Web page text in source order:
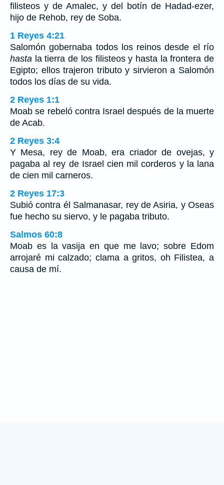
filisteos y de Amalec, y del botín de Hadad-ezer,
hijo de Rehob, rey de Soba.
1 Reyes 4:21
Salomón gobernaba todos los reinos desde el río
hasta la tierra de los filisteos y hasta la frontera de
Egipto; ellos trajeron tributo y sirvieron a Salomón
todos los días de su vida.
2 Reyes 1:1
Moab se rebeló contra Israel después de la muerte
de Acab.
2 Reyes 3:4
Y Mesa, rey de Moab, era criador de ovejas, y
pagaba al rey de Israel cien mil corderos y la lana
de cien mil carneros.
2 Reyes 17:3
Subió contra él Salmanasar, rey de Asiria, y Oseas
fue hecho su siervo, y le pagaba tributo.
Salmos 60:8
Moab es la vasija en que me lavo; sobre Edom
arrojaré mi calzado; clama a gritos, oh Filistea, a
causa de mí.